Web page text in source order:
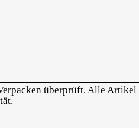
überprüft. Alle Artikel